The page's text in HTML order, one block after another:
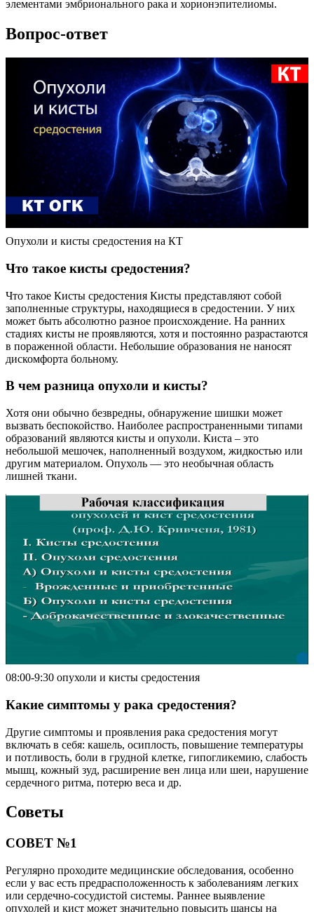
элементами эмбрионального рака и хорионэпителиомы.
Вопрос-ответ
Опухоли и кисты средостения на КТ
Что такое кисты средостения?
Что такое Кисты средостения Кисты представляют собой
заполненные структуры, находящиеся в средостении. У них
может быть абсолютно разное происхождение. На ранних
стадиях кисты не проявляются, хотя и постоянно разрастаются
в пораженной области. Небольшие образования не наносят
дискомфорта больному.
В чем разница опухоли и кисты?
Хотя они обычно безвредны, обнаружение шишки может
вызвать беспокойство. Наиболее распространенными типами
образований являются кисты и опухоли. Киста – это
небольшой мешочек, наполненный воздухом, жидкостью или
другим материалом. Опухоль — это необычная область
лишней ткани.
08:00-9:30 опухоли и кисты средостения
Какие симптомы у рака средостения?
Другие симптомы и проявления рака средостения могут
включать в себя: кашель, осиплость, повышение температуры
и потливость, боли в грудной клетке, гипогликемию, слабость
мышц, кожный зуд, расширение вен лица или шеи, нарушение
сердечного ритма, потерю веса и др.
Советы
СОВЕТ №1
Регулярно проходите медицинские обследования, особенно
если у вас есть предрасположенность к заболеваниям легких
или сердечно-сосудистой системы. Раннее выявление
опухолей и кист может значительно повысить шансы на